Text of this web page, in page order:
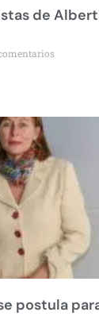
de
postula